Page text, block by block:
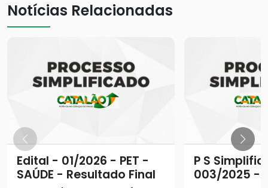
Notícias Relacionadas
Edital - 01/2026 - PET -
SAÚDE - Resultado Final
P S
003/2025 -